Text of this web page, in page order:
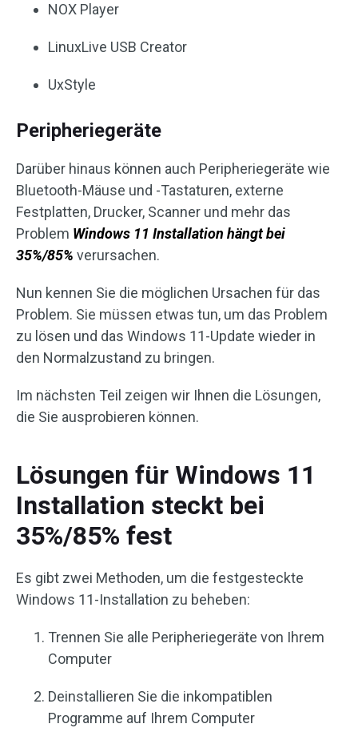
NOX Player
LinuxLive USB Creator
UxStyle
Peripheriegeräte
Darüber hinaus können auch Peripheriegeräte wie
Bluetooth-Mäuse und -Tastaturen, externe
Festplatten, Drucker, Scanner und mehr das
Problem Windows 11 Installation hängt bei
35%/85% verursachen.
Nun kennen Sie die möglichen Ursachen für das
Problem. Sie müssen etwas tun, um das Problem
zu lösen und das Windows 11-Update wieder in
den Normalzustand zu bringen.
Im nächsten Teil zeigen wir Ihnen die Lösungen,
die Sie ausprobieren können.
Lösungen für Windows 11
Installation steckt bei
35%/85% fest
Es gibt zwei Methoden, um die festgesteckte
Windows 11-Installation zu beheben:
Trennen Sie alle Peripheriegeräte von Ihrem
Computer
Deinstallieren Sie die inkompatiblen
Programme auf Ihrem Computer